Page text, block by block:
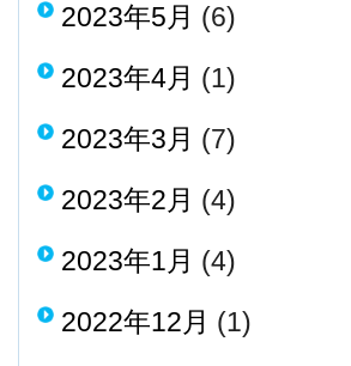
2023年5月 (6)
2023年4月 (1)
2023年3月 (7)
2023年2月 (4)
2023年1月 (4)
2022年12月 (1)